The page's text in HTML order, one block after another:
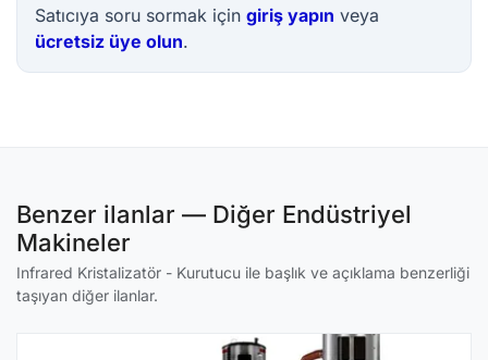
Satıcıya soru sormak için giriş yapın veya
ücretsiz üye olun.
Benzer ilanlar — Diğer Endüstriyel
Makineler
Infrared Kristalizatör - Kurutucu ile başlık ve açıklama benzerliği
taşıyan diğer ilanlar.